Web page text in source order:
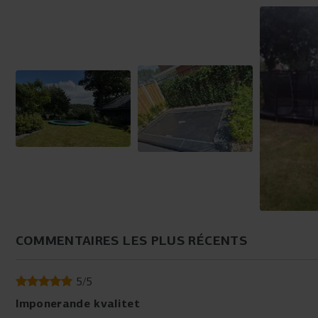
COMMENTAIRES LES PLUS RÉCENTS
5/5
Imponerande kvalitet